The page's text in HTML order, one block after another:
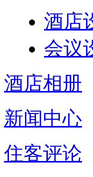
酒店
会议
酒店相册
新闻中心
住客评论